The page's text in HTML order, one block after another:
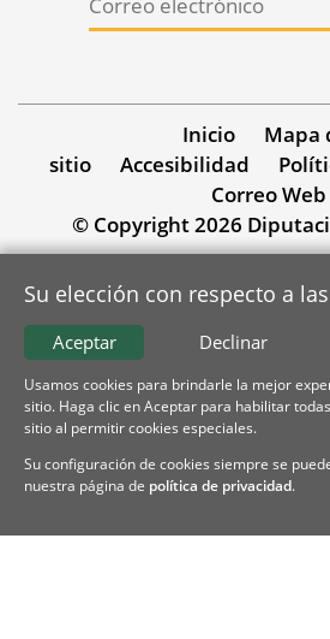
Inicio
Mapa
sitio
Accesibilidad
Correo Web
© Copyright 2026
Su elección con respecto a
Declinar
Aceptar
Usamos cookies para brindarle la mejor
sitio. Haga clic en Aceptar para habilitar
sitio al permitir cookies especiales.
Su configuración de cookies siempre se
nuestra página de política de privacidad.